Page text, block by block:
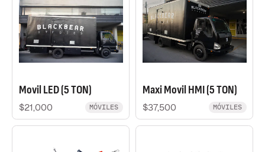
Movil LED (5 TON)
$21,000 MÓVILES
Maxi Movil HMI (5 TON)
$37,500 MÓVILES